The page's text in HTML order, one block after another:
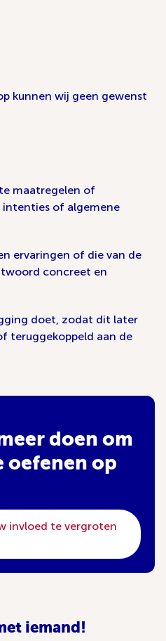
kunnen wij geen gewenst
maatregelen of
of algemene
ervaringen of die van de
concreet en
doet, zodat dit later
teruggekoppeld aan de
doen om
oefenen op
invloed te vergroten
iemand!